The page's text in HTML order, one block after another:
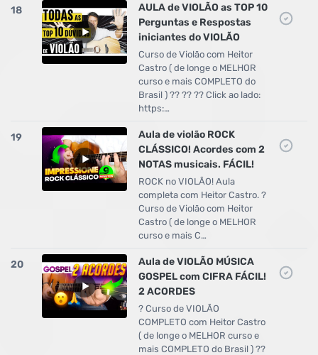
18
AULA de VIOLÃO as TOP 10
Perguntas e Respostas
iniciantes do VIOLÃO
Curso de Violão com Heitor
Castro ( de longe o MELHOR
curso e mais COMPLETO do
Brasil ) ?? ?? ?? Click ao lado:
https:…
19
Aula de violão ROCK
CLÁSSICO! Acordes com 2
NOTAS musicais. FÁCIL!
ROCK no VIOLÃO! Aula
completa com Heitor Castro. ?
Curso de Violão com Heitor
Castro ( de longe o MELHOR
curso e mais C…
20
Aula de VIOLÃO MÚSICA
GOSPEL com CIFRA FÁCIL!
2 ACORDES
? Curso de VIOLÃO
COMPLETO com Heitor Castro
( de longe o MELHOR curso e
mais COMPLETO do Brasil ) ??